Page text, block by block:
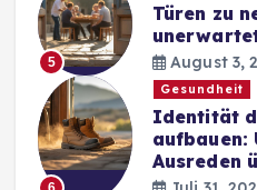
5
Türen zu
August 3,
Gesundheit
Identität
aufbauen:
Ausreden